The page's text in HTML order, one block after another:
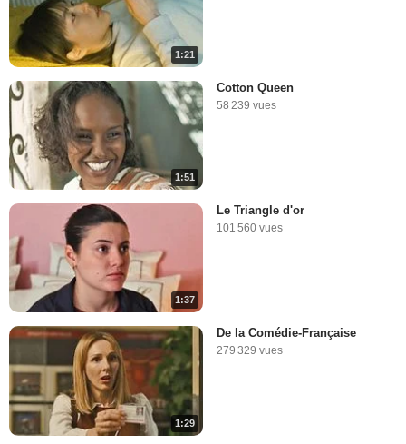
1:21
1:51
Cotton Queen
58 239 vues
1:37
Le Triangle d'or
101 560 vues
1:29
De la Comédie-Française
279 329 vues